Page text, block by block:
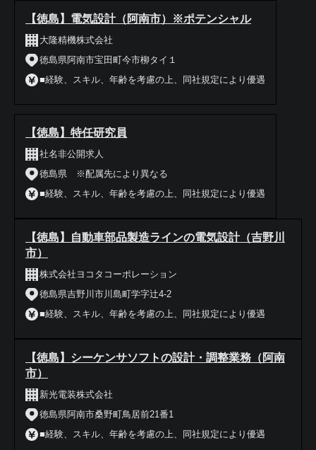
【徳島】電気設計（阿南市）※ポテンシャル
大隆精機株式会社
徳島県阿南市宝田町今市柳タイ１
■経験、スキル、年齢を考慮の上、同社規定により優遇
【徳島】特任研究員
社名非公開求人
徳島県 ※配属先により異なる
■経験、スキル、年齢を考慮の上、同社規定により優遇
【徳島】自動車部品製造ラインの電気設計（吉野川
市）
株式会社ヨコタコーポレーション
徳島県吉野川市川島町学字辻4-2
■経験、スキル、年齢を考慮の上、同社規定により優遇
【徳島】シーケンサソフトの設計・調整業務（阿南
市）
新光電装株式会社
徳島県阿南市桑野町鳥居前21番1
■経験、スキル、年齢を考慮の上、同社規定により優遇